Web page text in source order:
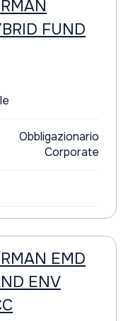
FUND
Obbligazionario
Corporate
EMD
ENV